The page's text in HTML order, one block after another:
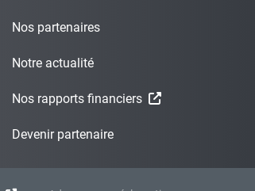
Nos partenaires
Notre actualité
Nos rapports financiers
Devenir partenaire